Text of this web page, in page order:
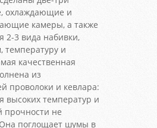
охлаждающие и
камеры, а также
2-3 вида набивки,
температуру и
качественная
из
проволоки и кевлара:
высоких температур и
прочности не
поглощает шумы в